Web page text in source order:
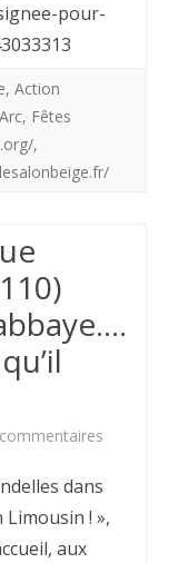
la
grâce
Dieu.
pour-
, Action
, Fêtes
,
ordre
dans
Limousin ! »,
aux